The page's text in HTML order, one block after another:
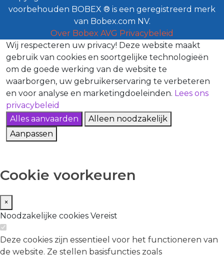
voorbehouden BOBEX ® is een geregistreerd merk
van Bobex.com NV.
Over Bobex AVG Privacybeleid
Wij respecteren uw privacy! Deze website maakt
gebruik van cookies en soortgelijke technologieën
om de goede werking van de website te
waarborgen, uw gebruikerservaring te verbeteren
en voor analyse en marketingdoeleinden. Lees ons
privacybeleid
Alles aanvaarden
Alleen noodzakelijk
Aanpassen
Cookie voorkeuren
×
Noodzakelijke cookies Vereist
Deze cookies zijn essentieel voor het functioneren van
de website. Ze stellen basisfuncties zoals